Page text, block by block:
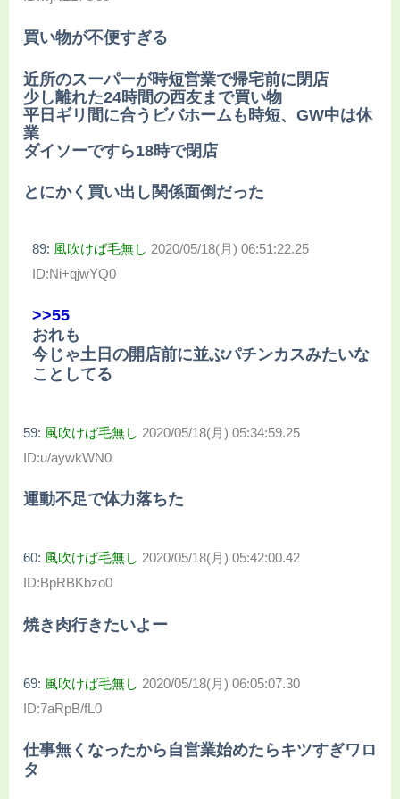
買い物が不便すぎる
近所のスーパーが時短営業で帰宅前に閉店
少し離れた24時間の西友まで買い物
平日ギリ間に合うビバホームも時短、GW中は休
業
ダイソーですら18時で閉店
とにかく買い出し関係面倒だった
89: 風吹けば毛無し 2020/05/18(月) 06:51:22.25
ID:Ni+qjwYQ0
>>55
おれも
今じゃ土日の開店前に並ぶパチンカスみたいな
ことしてる
59: 風吹けば毛無し 2020/05/18(月) 05:34:59.25
ID:u/aywkWN0
運動不足で体力落ちた
60: 風吹けば毛無し 2020/05/18(月) 05:42:00.42
ID:BpRBKbzo0
焼き肉行きたいよー
69: 風吹けば毛無し 2020/05/18(月) 06:05:07.30
ID:7aRpB/fL0
仕事無くなったから自営業始めたらキツすぎワロ
タ